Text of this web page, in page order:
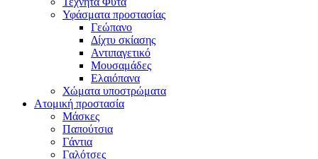
Υφάσματα προστασίας
Γεώπανο
Δίχτυ σκίασης
Αντιπαγετικό
Μουσαμάδες
Ελαιόπανα
Χώματα υποστρώματα
Ατομική προστασία
Μάσκες
Παπούτσια
Γάντια
Γαλότσες